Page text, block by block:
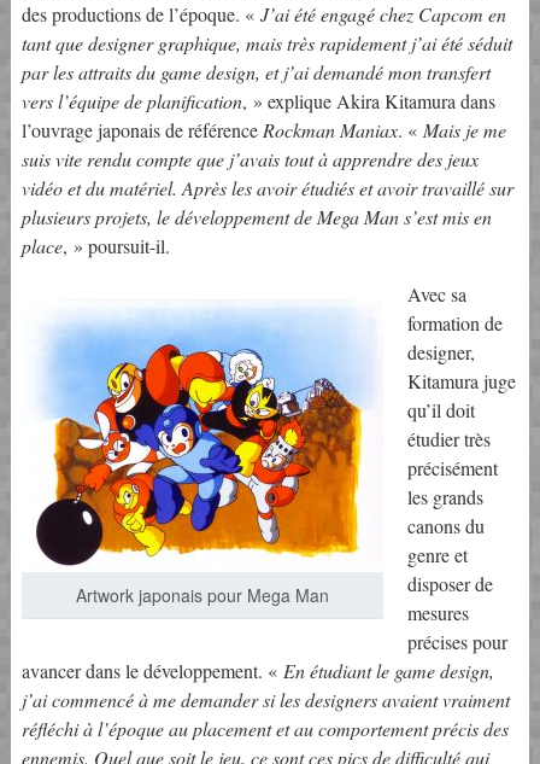
des productions de l’époque. « J’ai été engagé chez Capcom en
tant que designer graphique, mais très rapidement j’ai été séduit
par les attraits du game design, et j’ai demandé mon transfert
vers l’équipe de planification, » explique Akira Kitamura dans
l’ouvrage japonais de référence Rockman Maniax. « Mais je me
suis vite rendu compte que j’avais tout à apprendre des jeux
vidéo et du matériel. Après les avoir étudiés et avoir travaillé sur
plusieurs projets, le développement de Mega Man s’est mis en
place, » poursuit-il.
Artwork japonais pour Mega Man
Avec sa
formation de
designer,
Kitamura juge
qu’il doit
étudier très
précisément
les grands
canons du
genre et
disposer de
mesures
précises pour
avancer dans le développement. « En étudiant le game design,
j’ai commencé à me demander si les designers avaient vraiment
réfléchi à l’époque au placement et au comportement précis des
ennemis. Quel que soit le jeu, ce sont ces pics de difficulté qui